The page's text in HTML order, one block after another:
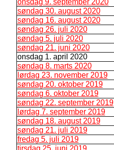
søndag 30. august 2020
søndag 16. august 2020
søndag 26. juli 2020
søndag 5. juli 2020
søndag 21. juni 2020
onsdag 1. april 2020
søndag 8. marts 2020
lørdag 23. november 2019
søndag 20. oktober 2019
søndag 6. oktober 2019
søndag 22. september 2019
lørdag 7. september 2019
søndag 18. august 2019
søndag 21. juli 2019
fredag 5. juli 2019
tirsdag 25. juni 2019